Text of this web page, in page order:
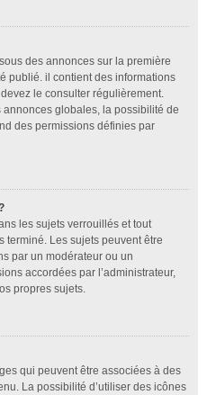
des annonces sur la première
publié. il contient des informations
le consulter régulièrement.
globales, la possibilité de
des permissions définies par
les sujets verrouillés et tout
terminé. Les sujets peuvent être
par un modérateur ou un
accordées par l’administrateur,
propres sujets.
qui peuvent être associées à des
La possibilité d’utiliser des icônes